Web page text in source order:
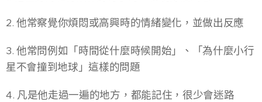
2. 他常察覺你煩悶或高興時的情緒變化，並做出反應
3. 他常問例如「時間從什麼時候開始」、「為什麼小行
星不會撞到地球」這樣的問題
4. 凡是他走過一遍的地方，都能記住，很少會迷路